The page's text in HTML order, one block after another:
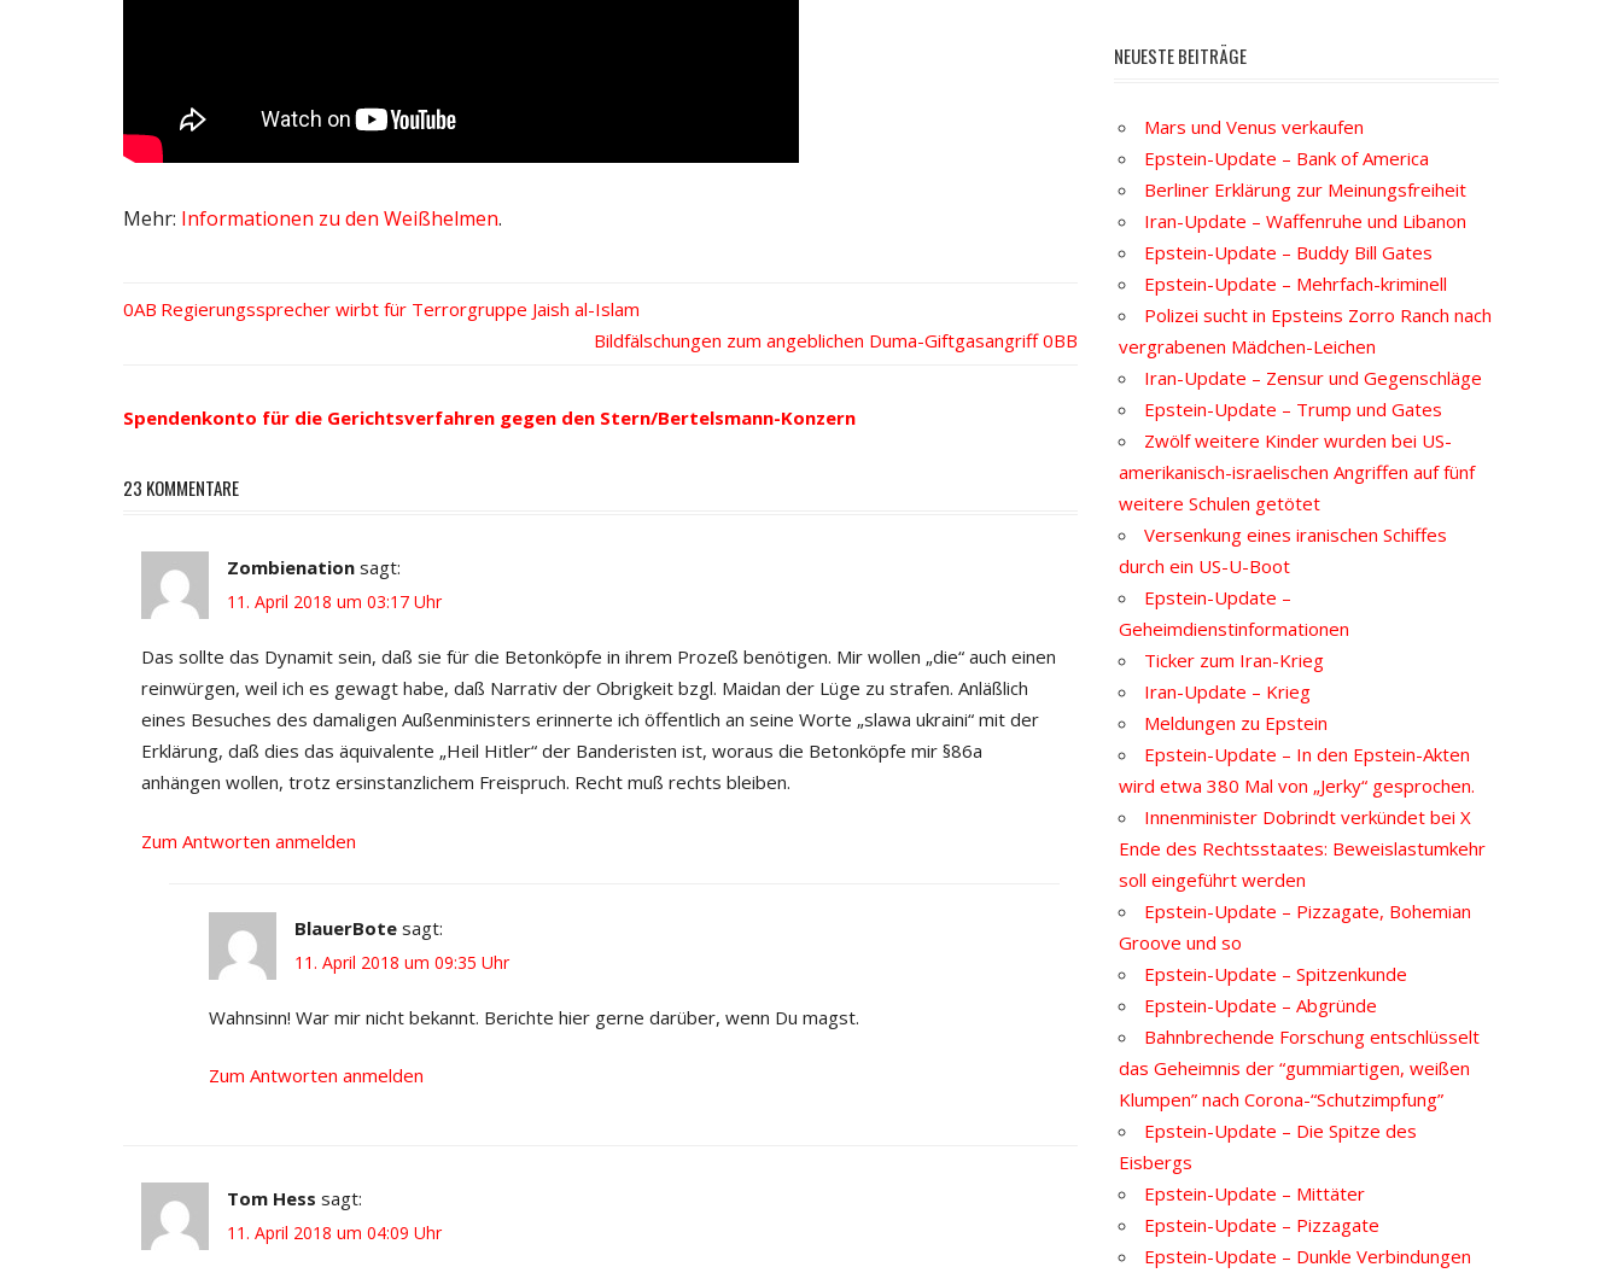
Mehr: Informationen zu den Weißhelmen.
Vorheriger
Regierungssprecher wirbt für Terrorgruppe Jaish al-Islam
Nächster
Bildfälschungen zum angeblichen Duma-Giftgasangriff
Spendenkonto für die Gerichtsverfahren gegen den Stern/Bertelsmann-Konzern
23 KOMMENTARE
Zombienation sagt:
11. April 2018 um 03:17 Uhr
Das sollte das Dynamit sein, daß sie für die Betonköpfe in ihrem Prozeß benötigen. Mir wollen „die“ auch einen
reinwürgen, weil ich es gewagt habe, daß Narrativ der Obrigkeit bzgl. Maidan der Lüge zu strafen. Anläßlich
eines Besuches des damaligen Außenministers erinnerte ich öffentlich an seine Worte „slawa ukraini“ mit der
Erklärung, daß dies das äquivalente „Heil Hitler“ der Banderisten ist, woraus die Betonköpfe mir §86a
anhängen wollen, trotz ersinstanzlichem Freispruch. Recht muß rechts bleiben.
Zum Antworten anmelden
BlauerBote sagt:
11. April 2018 um 09:35 Uhr
Wahnsinn! War mir nicht bekannt. Berichte hier gerne darüber, wenn Du magst.
Zum Antworten anmelden
Tom Hess sagt:
11. April 2018 um 04:09 Uhr
NEUESTE BEITRÄGE
Mars und Venus verkaufen
Epstein-Update – Bank of America
Berliner Erklärung zur Meinungsfreiheit
Iran-Update – Waffenruhe und Libanon
Epstein-Update – Buddy Bill Gates
Epstein-Update – Mehrfach-kriminell
Polizei sucht in Epsteins Zorro Ranch nach
vergrabenen Mädchen-Leichen
Iran-Update – Zensur und Gegenschläge
Epstein-Update – Trump und Gates
Zwölf weitere Kinder wurden bei US-
amerikanisch-israelischen Angriffen auf fünf
weitere Schulen getötet
Versenkung eines iranischen Schiffes
durch ein US-U-Boot
Epstein-Update –
Geheimdienstinformationen
Ticker zum Iran-Krieg
Iran-Update – Krieg
Meldungen zu Epstein
Epstein-Update – In den Epstein-Akten
wird etwa 380 Mal von „Jerky“ gesprochen.
Innenminister Dobrindt verkündet bei X
Ende des Rechtsstaates: Beweislastumkehr
soll eingeführt werden
Epstein-Update – Pizzagate, Bohemian
Groove und so
Epstein-Update – Spitzenkunde
Epstein-Update – Abgründe
Bahnbrechende Forschung entschlüsselt
das Geheimnis der “gummiartigen, weißen
Klumpen” nach Corona-“Schutzimpfung”
Epstein-Update – Die Spitze des
Eisbergs
Epstein-Update – Mittäter
Epstein-Update – Pizzagate
Epstein-Update – Dunkle Verbindungen